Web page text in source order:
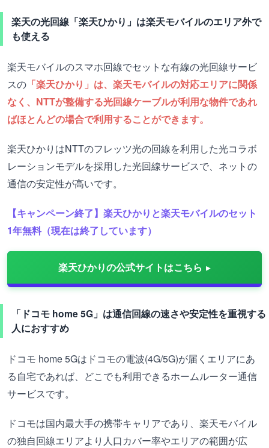
楽天の光回線「楽天ひかり」は楽天モバイルのエリア外で
も使える
楽天モバイルのスマホ回線でセットな有線の光回線サービ
スの 「楽天ひかり」は、楽天モバイルの対応エリアに関係
なく、NTTが整備する光回線ケーブルが利用な物件であれ
ばほとんどの場合で利用することができます。
楽天ひかりはNTTのフレッツ光の回線を利用した光コラボ
レーションモデルを採用した光回線サービスで、ネットの
通信の安定性が高いです。
【キャンペーン終了】楽天ひかりと楽天モバイルのセット
1年無料（現在は終了しています）
楽天ひかりの公式サイトはこちら
「ドコモ home 5G」は通信回線の速さや安定性を重視する
人におすすめ
ドコモ home 5Gはドコモの電波(4G/5G)が届くエリアにあ
る自宅であれば、どこでも利用できるホームルーター通信
サービスです。
ドコモは国内最大手の携帯キャリアであり、楽天モバイル
の独自回線エリアより人口カバー率やエリアの範囲が広